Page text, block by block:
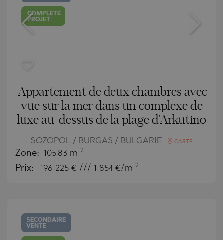
COMPLÉTÉ
PROJET
Appartement de deux chambres avec
vue sur la mer dans un complexe de
luxe au-dessus de la plage d'Arkutino
SOZOPOL / BURGAS / BULGARIE CARTE
Zone: 105.83 m 2
Prix: 196 225 € /// 1 854 €/m 2
SECONDAIRE
VENTE